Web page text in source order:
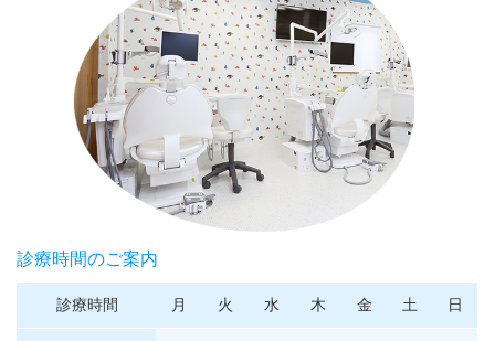
診療時間のご案内
診療時間 月 火 水 木 金 土 日